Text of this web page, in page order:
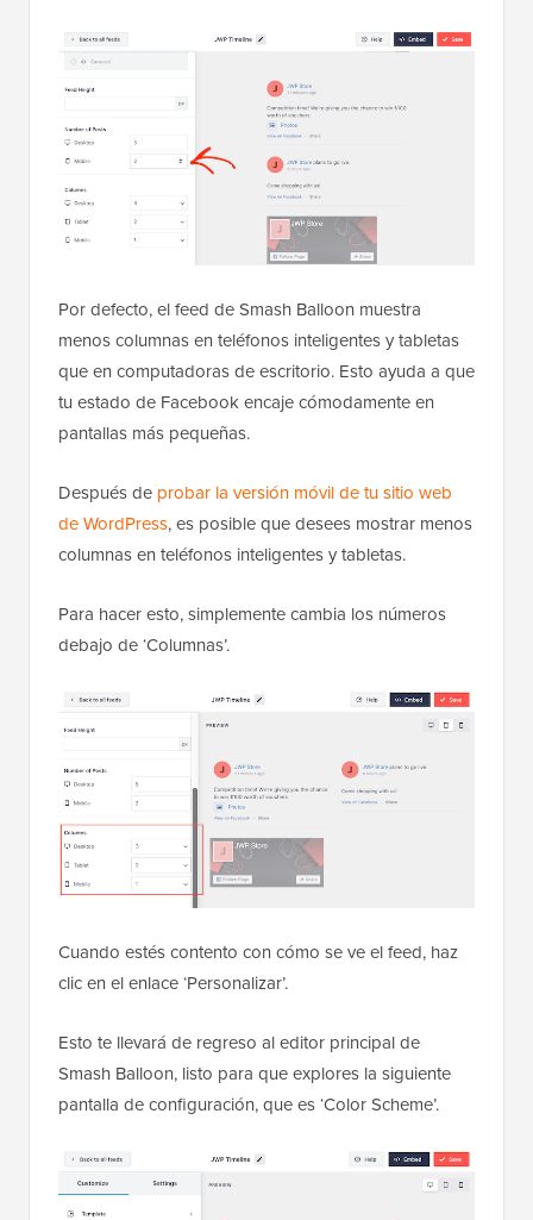
Por defecto, el feed de Smash Balloon muestra
menos columnas en teléfonos inteligentes y tabletas
que en computadoras de escritorio. Esto ayuda a que
tu estado de Facebook encaje cómodamente en
pantallas más pequeñas.
Después de probar la versión móvil de tu sitio web
de WordPress, es posible que desees mostrar menos
columnas en teléfonos inteligentes y tabletas.
Para hacer esto, simplemente cambia los números
debajo de ‘Columnas’.
Cuando estés contento con cómo se ve el feed, haz
clic en el enlace ‘Personalizar’.
Esto te llevará de regreso al editor principal de
Smash Balloon, listo para que explores la siguiente
pantalla de configuración, que es ‘Color Scheme’.